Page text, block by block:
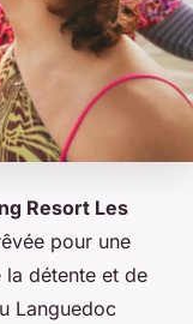
Resort Les
pour une
la détente et de
Languedoc